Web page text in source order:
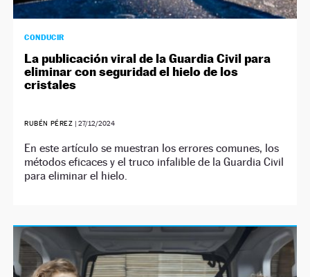
CONDUCIR
La publicación viral de la Guardia Civil para
eliminar con seguridad el hielo de los
cristales
RUBÉN PÉREZ |27/12/2024
En este artículo se muestran los errores comunes, los
métodos eficaces y el truco infalible de la Guardia Civil
para eliminar el hielo.